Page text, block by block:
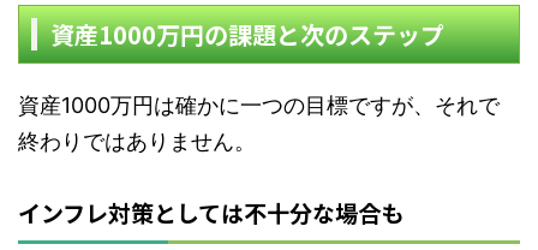
資産1000万円の課題と次のステップ
資産1000万円は確かに一つの目標ですが、それで
終わりではありません。
インフレ対策としては不十分な場合も